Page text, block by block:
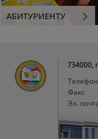
АБИТУРИЕНТУ
734000,
Телефон
Факс
Эл.